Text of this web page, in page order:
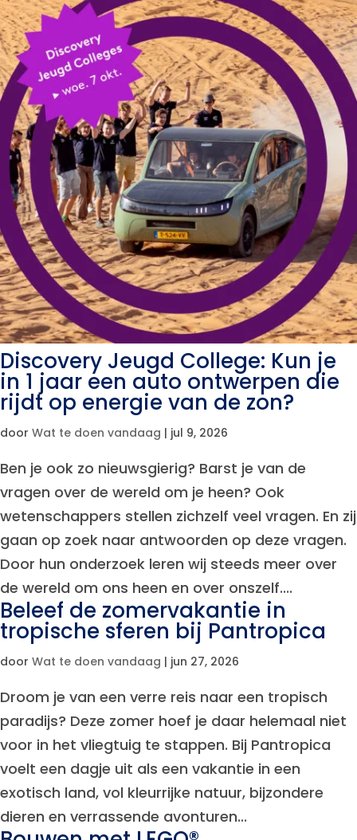
Discovery Jeugd College: Kun je
in 1 jaar een auto ontwerpen die
rijdt op energie van de zon?
door Wat te doen vandaag | jul 9, 2026
Ben je ook zo nieuwsgierig? Barst je van de
vragen over de wereld om je heen? Ook
wetenschappers stellen zichzelf veel vragen. En zij
gaan op zoek naar antwoorden op deze vragen.
Door hun onderzoek leren wij steeds meer over
de wereld om ons heen en over onszelf....
Beleef de zomervakantie in
tropische sferen bij Pantropica
door Wat te doen vandaag | jun 27, 2026
Droom je van een verre reis naar een tropisch
paradijs? Deze zomer hoef je daar helemaal niet
voor in het vliegtuig te stappen. Bij Pantropica
voelt een dagje uit als een vakantie in een
exotisch land, vol kleurrijke natuur, bijzondere
dieren en verrassende avonturen...